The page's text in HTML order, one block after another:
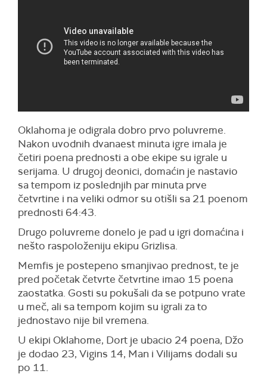
Oklahoma je odigrala dobro prvo poluvreme.
Nakon uvodnih dvanaest minuta igre imala je
četiri poena prednosti a obe ekipe su igrale u
serijama. U drugoj deonici, domaćin je nastavio
sa tempom iz poslednjih par minuta prve
četvrtine i na veliki odmor su otišli sa 21 poenom
prednosti 64:43.
Drugo poluvreme donelo je pad u igri domaćina i
nešto raspoloženiju ekipu Grizlisa.
Memfis je postepeno smanjivao prednost, te je
pred početak četvrte četvrtine imao 15 poena
zaostatka. Gosti su pokušali da se potpuno vrate
u meč, ali sa tempom kojim su igrali za to
jednostavo nije bil vremena.
U ekipi Oklahome, Dort je ubacio 24 poena, Džo
je dodao 23, Vigins 14, Man i Vilijams dodali su
po 11.